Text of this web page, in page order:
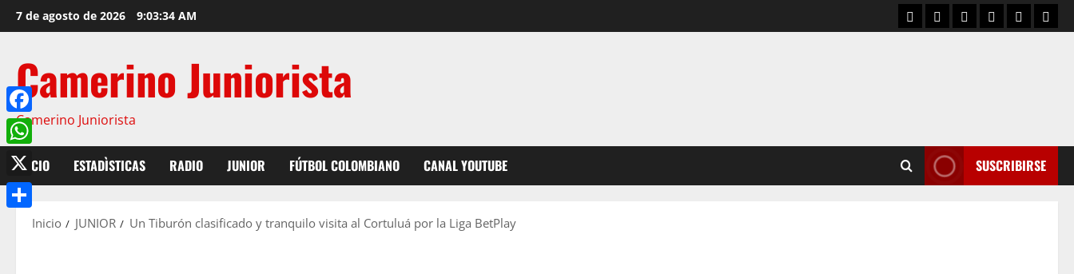
7 de agosto de 2026 9:03:35 AM
Camerino Juniorista
Camerino Juniorista
INICIO ESTADÌSTICAS RADIO JUNIOR FÚTBOL COLOMBIANO CANAL YOUTUBE SUSCRIBIRSE
Inicio JUNIOR Un Tiburón clasificado y tranquilo visita al Cortuluá por la Liga BetPlay
Facebook
WhatsApp
X
Compartir